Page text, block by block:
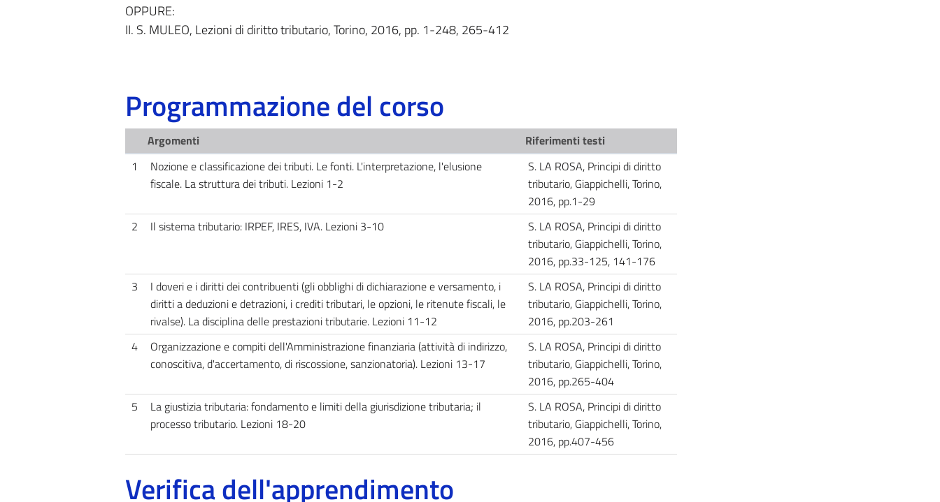
OPPURE:
II. S. MULEO, Lezioni di diritto tributario, Torino, 2016, pp. 1-248, 265-412
Programmazione del corso
Argomenti
Riferimenti testi
1
Nozione e classificazione dei tributi. Le fonti. L'interpretazione, l'elusione
fiscale. La struttura dei tributi. Lezioni 1-2
S. LA ROSA, Principi di diritto
tributario, Giappichelli, Torino,
2016, pp.1-29
2
Il sistema tributario: IRPEF, IRES, IVA. Lezioni 3-10
S. LA ROSA, Principi di diritto
tributario, Giappichelli, Torino,
2016, pp.33-125, 141-176
3
I doveri e i diritti dei contribuenti (gli obblighi di dichiarazione e versamento, i
diritti a deduzioni e detrazioni, i crediti tributari, le opzioni, le ritenute fiscali, le
rivalse). La disciplina delle prestazioni tributarie. Lezioni 11-12
S. LA ROSA, Principi di diritto
tributario, Giappichelli, Torino,
2016, pp.203-261
4
Organizzazione e compiti dell'Amministrazione finanziaria (attività di indirizzo,
conoscitiva, d'accertamento, di riscossione, sanzionatoria). Lezioni 13-17
S. LA ROSA, Principi di diritto
tributario, Giappichelli, Torino,
2016, pp.265-404
5
La giustizia tributaria: fondamento e limiti della giurisdizione tributaria; il
processo tributario. Lezioni 18-20
S. LA ROSA, Principi di diritto
tributario, Giappichelli, Torino,
2016, pp.407-456
Verifica dell'apprendimento